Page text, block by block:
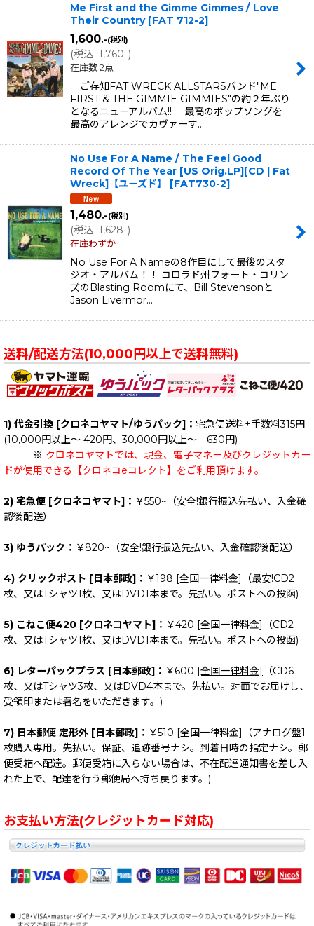
Me First and the Gimme Gimmes / Love
Their Country [FAT 712-2]
1,600.-(税別)
(税込: 1,760 .-)
在庫数 2点
ご存知FAT WRECK ALLSTARSバンド"ME
FIRST & THE GIMMIE GIMMIES"の約２年ぶり
となるニューアルバム!! 最高のポップソングを
最高のアレンジでカヴァーす…
No Use For A Name / The Feel Good
Record Of The Year [US Orig.LP][CD | Fat
Wreck]【ユーズド】
[FAT730-2]
1,480.-(税別)
(税込: 1,628.-)
在庫わずか
No Use For A Nameの8作目にして最後のスタ
ジオ・アルバム！！ コロラド州フォート・コリン
ズのBlasting Roomにて、Bill Stevensonと
Jason Livermor…
送料/配送方法(10,000円以上で送料無料)
1) 代金引換 [クロネコヤマト/ゆうパック]： 宅急便送料+手数料315円
(10,000円以上～ 420円、30,000円以上～ 630円)
※ クロネコヤマトでは、現金、電子マネー及びクレジットカー
ドが使用できる【クロネコeコレクト】をご利用頂けます。
2) 宅急便 [クロネコヤマト]： ￥550~（安全!銀行振込先払い、入金確
認後配送）
3) ゆうパック： ￥820~（安全!銀行振込先払い、入金確認後配送）
4) クリックポスト [日本郵政]： ￥198 [全国一律料金]
（最安!CD2
枚、又はTシャツ1枚、又はDVD1本まで。先払い。ポストへの投函)
5) こねこ便420 [クロネコヤマト]： ￥420 [全国一律料金]
（CD2
枚、又はTシャツ1枚、又はDVD1本まで。先払い。ポストへの投函)
6) レターパックプラス [日本郵政]： ￥600 [全国一律料金]
（CD6
枚、又はTシャツ3枚、又はDVD4本まで。先払い。対面でお届けし、
受領印または署名をいただきます。)
7) 日本郵便 定形外 [日本郵政]： ￥510 [全国一律料金]
（アナログ盤1
枚購入専用。先払い。保証、追跡番号ナシ。到着日時の指定ナシ。郵
便受箱へ配達。郵便受箱に入らない場合は、不在配達通知書を差し入
れた上で、配達を行う郵便局へ持ち戻ります。)
お支払い方法(クレジットカード対応)